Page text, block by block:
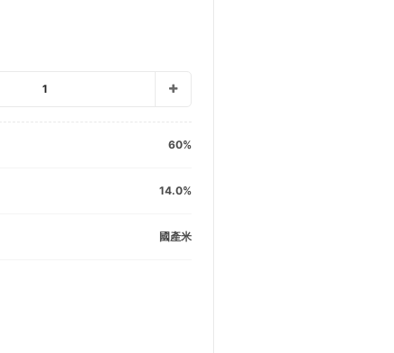
1
60
14.0
國產米